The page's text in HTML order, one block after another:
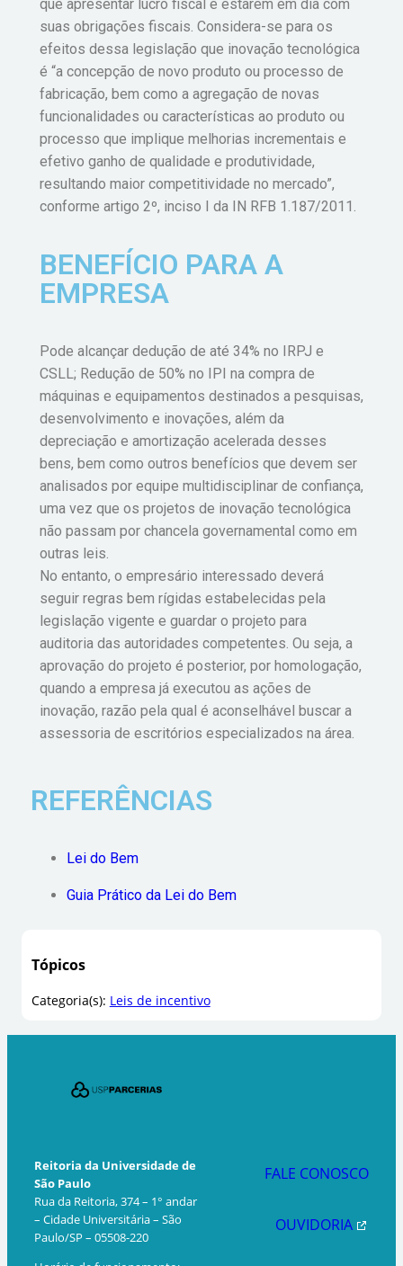
que apresentar lucro fiscal e estarem em dia com
suas obrigações fiscais. Considera-se para os
efeitos dessa legislação que inovação tecnológica
é “a concepção de novo produto ou processo de
fabricação, bem como a agregação de novas
funcionalidades ou características ao produto ou
processo que implique melhorias incrementais e
efetivo ganho de qualidade e produtividade,
resultando maior competitividade no mercado”,
conforme artigo 2º, inciso I da IN RFB 1.187/2011.
BENEFÍCIO PARA A
EMPRESA
Pode alcançar dedução de até 34% no IRPJ e
CSLL; Redução de 50% no IPI na compra de
máquinas e equipamentos destinados a pesquisas,
desenvolvimento e inovações, além da
depreciação e amortização acelerada desses
bens, bem como outros benefícios que devem ser
analisados por equipe multidisciplinar de confiança,
uma vez que os projetos de inovação tecnológica
não passam por chancela governamental como em
outras leis.
No entanto, o empresário interessado deverá
seguir regras bem rígidas estabelecidas pela
legislação vigente e guardar o projeto para
auditoria das autoridades competentes. Ou seja, a
aprovação do projeto é posterior, por homologação,
quando a empresa já executou as ações de
inovação, razão pela qual é aconselhável buscar a
assessoria de escritórios especializados na área.
REFERÊNCIAS
Lei do Bem
Guia Prático da Lei do Bem
Tópicos
Categoria(s): Leis de incentivo
Reitoria da Universidade de
São Paulo
Rua da Reitoria, 374 – 1° andar
– Cidade Universitária – São
Paulo/SP – 05508-220
FALE CONOSCO
OUVIDORIA